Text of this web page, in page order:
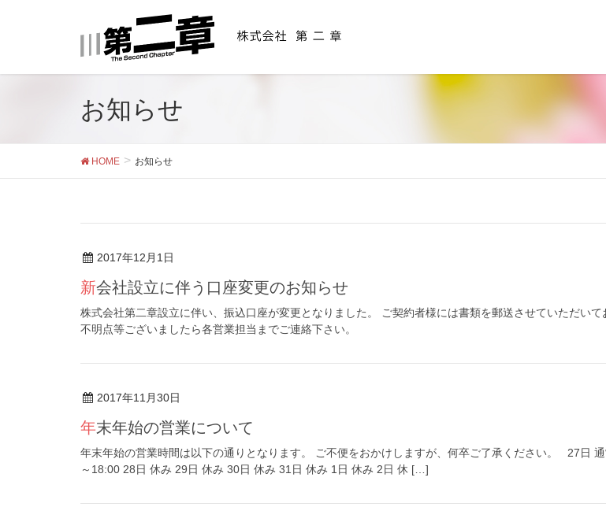
お知らせ
HOME お知らせ
2017年12月1日
新会社設立に伴う口座変更のお知らせ
株式会社第二章設立に伴い、振込口座が変更となりました。 ご契約者様には書類を郵送させていただいて
不明点等ございましたら各営業担当までご連絡下さい。
2017年11月30日
年末年始の営業について
年末年始の営業時間は以下の通りとなります。 ご不便をおかけしますが、何卒ご了承ください。 27日
～18:00 28日 休み 29日 休み 30日 休み 31日 休み 1日 休み 2日 休 […]